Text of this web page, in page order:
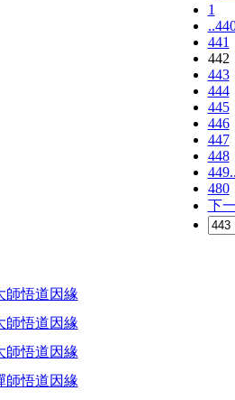
1
441
442
443
444
445
446
447
448
480
下
師悟道因緣
師悟道因緣
師悟道因緣
師悟道因緣